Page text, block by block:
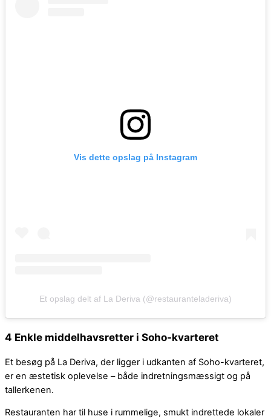
Vis dette opslag på Instagram
Et opslag delt af La Deriva (@restauranteladeriva)
4 Enkle middelhavsretter i Soho-kvarteret
Et besøg på La Deriva, der ligger i udkanten af Soho-kvarteret,
er en æstetisk oplevelse – både indretningsmæssigt og på
tallerkenen.
Restauranten har til huse i rummelige, smukt indrettede lokaler